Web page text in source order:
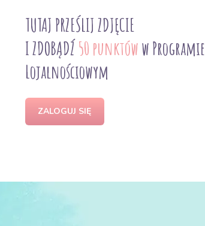
TUTAJ PRZEŚLIJ ZDJĘCIE
I ZDOBĄDŹ 50 punktóww Programie
Lojalnościowym
ZALOGUJ SIĘ